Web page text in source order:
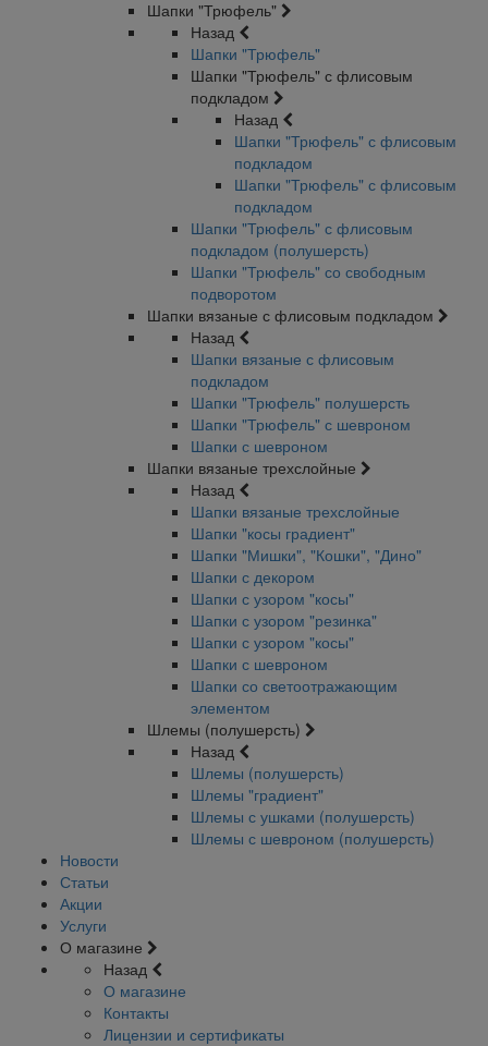
Шапки "Трюфель"
Назад
Шапки "Трюфель"
Шапки "Трюфель" с флисовым
подкладом
Назад
Шапки "Трюфель" с флисовым
подкладом
Шапки "Трюфель" с флисовым
подкладом
Шапки "Трюфель" с флисовым
подкладом (полушерсть)
Шапки "Трюфель" со свободным
подворотом
Шапки вязаные с флисовым подкладом
Назад
Шапки вязаные с флисовым
подкладом
Шапки "Трюфель" полушерсть
Шапки "Трюфель" с шевроном
Шапки с шевроном
Шапки вязаные трехслойные
Назад
Шапки вязаные трехслойные
Шапки "косы градиент"
Шапки "Мишки", "Кошки", "Дино"
Шапки с декором
Шапки с узором "косы"
Шапки с узором "резинка"
Шапки с узором "косы"
Шапки с шевроном
Шапки со светоотражающим
элементом
Шлемы (полушерсть)
Назад
Шлемы (полушерсть)
Шлемы "градиент"
Шлемы с ушками (полушерсть)
Шлемы с шевроном (полушерсть)
Новости
Статьи
Акции
Услуги
О магазине
Назад
О магазине
Контакты
Лицензии и сертификаты